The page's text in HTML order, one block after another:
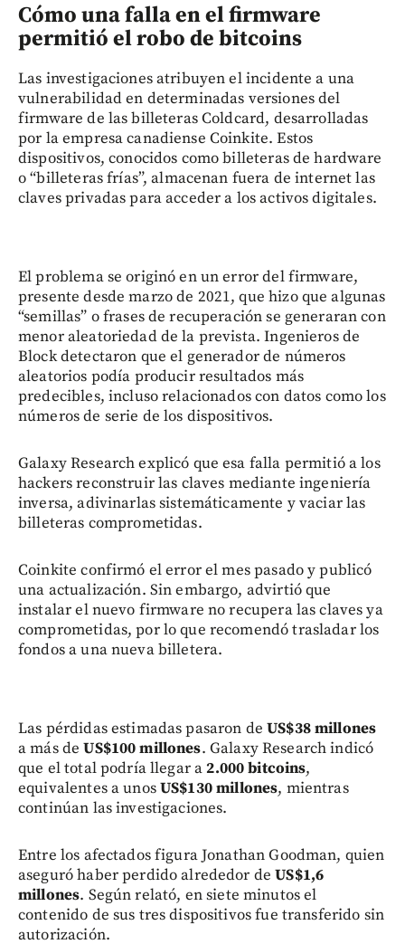
Cómo una falla en el firmware
permitió el robo de bitcoins
Las investigaciones atribuyen el incidente a una
vulnerabilidad en determinadas versiones del
firmware de las billeteras Coldcard, desarrolladas
por la empresa canadiense Coinkite. Estos
dispositivos, conocidos como billeteras de hardware
o “billeteras frías”, almacenan fuera de internet las
claves privadas para acceder a los activos digitales.
El problema se originó en un error del firmware,
presente desde marzo de 2021, que hizo que algunas
“semillas” o frases de recuperación se generaran con
menor aleatoriedad de la prevista. Ingenieros de
Block detectaron que el generador de números
aleatorios podía producir resultados más
predecibles, incluso relacionados con datos como los
números de serie de los dispositivos.
Galaxy Research explicó que esa falla permitió a los
hackers reconstruir las claves mediante ingeniería
inversa, adivinarlas sistemáticamente y vaciar las
billeteras comprometidas.
Coinkite confirmó el error el mes pasado y publicó
una actualización. Sin embargo, advirtió que
instalar el nuevo firmware no recupera las claves ya
comprometidas, por lo que recomendó trasladar los
fondos a una nueva billetera.
Las pérdidas estimadas pasaron deUS$38 millones
a más deUS$100 millones. Galaxy Research indicó
que el total podría llegar a2.000 bitcoins,
equivalentes a unosUS$130 millones, mientras
continúan las investigaciones.
Entre los afectados figura Jonathan Goodman, quien
aseguró haber perdido alrededor deUS$1,6
millones. Según relató, en siete minutos el
contenido de sus tres dispositivos fue transferido sin
autorización.